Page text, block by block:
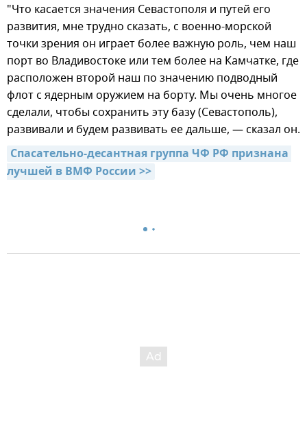
"Что касается значения Севастополя и путей его
развития, мне трудно сказать, с военно-морской
точки зрения он играет более важную роль, чем наш
порт во Владивостоке или тем более на Камчатке, где
расположен второй наш по значению подводный
флот с ядерным оружием на борту. Мы очень многое
сделали, чтобы сохранить эту базу (Севастополь),
развивали и будем развивать ее дальше, — сказал он.
Спасательно-десантная группа ЧФ РФ признана
лучшей в ВМФ России >>